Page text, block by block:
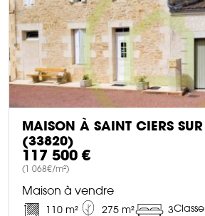
MAISON À SAINT CIERS
(33820)
117 500 €
(1 068€/m²)
Maison à vendre
110 m² 275 m² 3